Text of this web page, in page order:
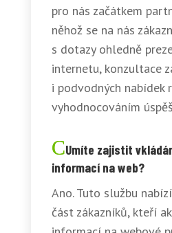
pro nás začátkem
něhož se na nás
s dotazy ohledně
internetu, konzultace
i podvodných nabídek
vyhodnocováním
Umíte zajistit
informací na web?
Ano. Tuto službu
část zákazníků, kteří